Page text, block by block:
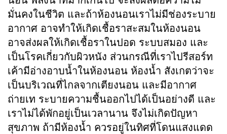
มั่นคงในชีวิต และถ้าห้องนอนเราไม่มีช่องระบาย
อากาศ อาจทำให้เกิดเชื้อราสะสมในห้องนอน
อาจส่งผลให้เกิดเชื้อราในปอด ระบบสมอง และ
เป็นโรคเกี่ยวกับผิวหนัง ส่วนกรณีที่เราไปรีสอร์ท
เค้ามีอ่างอาบน้ำในห้องนอน ห้องน้ำ สังเกตว่าจะ
เป็นบริเวณที่ไกลจากเตียงนอน และมีอากาศ
ถ่ายเท ระบายความชื้นออกไปได้เป็นอย่างดี และ
เราไม่ได้พักอยู่เป็นเวลานาน จึงไม่เกิดปัญหา
สุขภาพ ถ้ามีห้องน้ำ ควรอยู่ในทิศที่โดนแสงแดด